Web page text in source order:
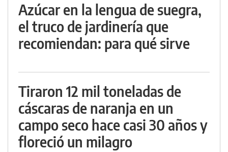
Azúcar en la lengua de suegra,
el truco de jardinería que
recomiendan: para qué sirve
Tiraron 12 mil toneladas de
cáscaras de naranja en un
campo seco hace casi 30 años y
floreció un milagro